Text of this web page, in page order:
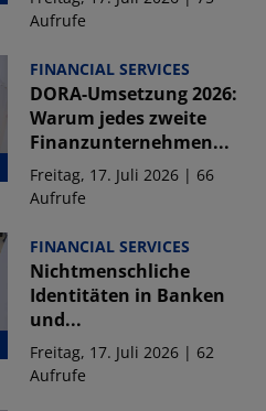
Aufrufe
FINANCIAL SERVICES
DORA-Umsetzung 2026:
Warum jedes zweite
Finanzunternehmen...
Freitag, 17. Juli 2026 | 66
Aufrufe
FINANCIAL SERVICES
Nichtmenschliche
Identitäten in Banken
und...
Freitag, 17. Juli 2026 | 62
Aufrufe